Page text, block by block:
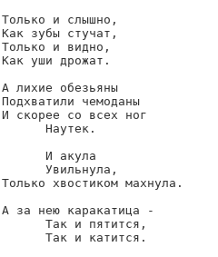
Только и слышно,
Как зубы стучат,
Только и видно,
Как уши дрожат.
А лихие обезьяны
Подхватили чемоданы
И скорее со всех ног
      Наутек.
      И акула
      Увильнула,
Только хвостиком махнула.
А за нею каракатица -
      Так и пятится,
      Так и катится.